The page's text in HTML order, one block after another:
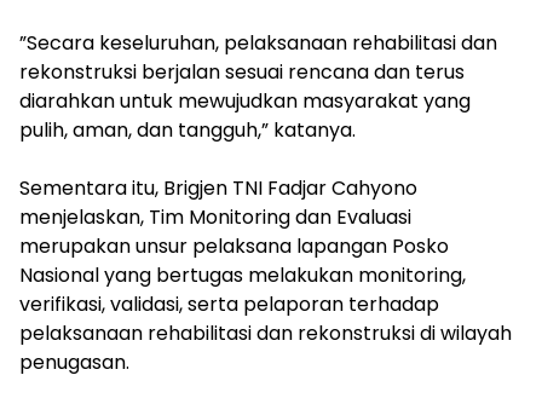
‎”Secara keseluruhan, pelaksanaan rehabilitasi dan
rekonstruksi berjalan sesuai rencana dan terus
diarahkan untuk mewujudkan masyarakat yang
pulih, aman, dan tangguh,” katanya.
‎Sementara itu, Brigjen TNI Fadjar Cahyono
menjelaskan, Tim Monitoring dan Evaluasi
merupakan unsur pelaksana lapangan Posko
Nasional yang bertugas melakukan monitoring,
verifikasi, validasi, serta pelaporan terhadap
pelaksanaan rehabilitasi dan rekonstruksi di wilayah
penugasan.